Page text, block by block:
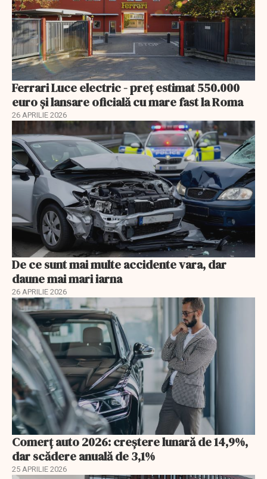
Ferrari Luce electric - preț estimat 550.000
euro și lansare oficială cu mare fast la Roma
26 APRILIE 2026
De ce sunt mai multe accidente vara, dar
daune mai mari iarna
26 APRILIE 2026
Comerț auto 2026: creștere lunară de 14,9%,
dar scădere anuală de 3,1%
25 APRILIE 2026